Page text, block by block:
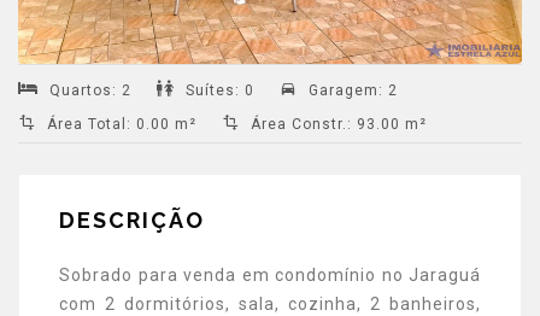
Quartos : 2 Suítes : 0 Garagem : 2
Área Total : 0.00 m² Área Constr. : 93.00 m²
DESCRIÇÃO
Sobrado para venda em condomínio no Jaraguá
com 2 dormitórios, sala, cozinha, 2 banheiros,